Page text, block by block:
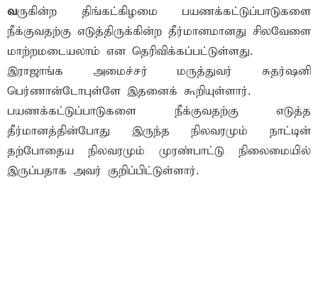
வருகின்ற திங்கட்கிழமை பயணக்கட்டுப்பாடுகளை
நீக்குவதற்கு எடுத்திருக்கின்ற தீர்மானமானது சிலவேளை
மாற்றமடையலாம் என தெரிவிக்கப்பட்டுள்ளது.
இராஜாங்க அமைச்சர் மருத்துவர் சுதர்ஷனி
பெர்ணான்டோபுள்ளே இதனைக் கூறியுள்ளார்.
பயணக்கட்டுப்பாடுகளை நீக்குவதற்கு எடுத்த
தீர்மானத்தின்போது இருந்த நிலவரமும் நாட்டின்
தற்போதைய நிலவரமும் முரண்பாட்டு நிலைமையில்
இருப்பதாக அவர் குறிப்பிட்டுள்ளார்.